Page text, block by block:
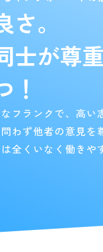
。
士が尊
！
フランクで、高い
わず他者の意見を
全くいなく働きや